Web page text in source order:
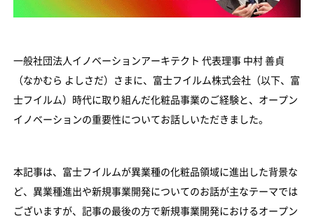
一般社団法人イノベーションアーキテクト 代表理事 中村 善貞
（なかむら よしさだ）さまに、富士フイルム株式会社（以下、富
士フイルム）時代に取り組んだ化粧品事業のご経験と、オープン
イノベーションの重要性についてお話しいただきました。
本記事は、富士フイルムが異業種の化粧品領域に進出した背景な
ど、異業種進出や新規事業開発についてのお話が主なテーマでは
ございますが、記事の最後の方で新規事業開発におけるオープン